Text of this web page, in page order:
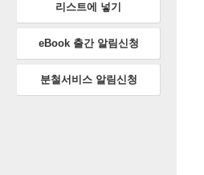
리스트에 넣기
eBook 출간 알림신청
분철서비스 알림신청